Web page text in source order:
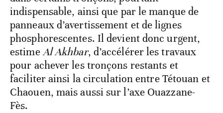
indispensable, ainsi que par le manque de
panneaux d’avertissement et de lignes
phosphorescentes. Il devient donc urgent,
estimeAl Akhbar, d’accélérer les travaux
pour achever les tronçons restants et
faciliter ainsi la circulation entre Tétouan et
Chaouen, mais aussi sur l’axe Ouazzane-
Fès.